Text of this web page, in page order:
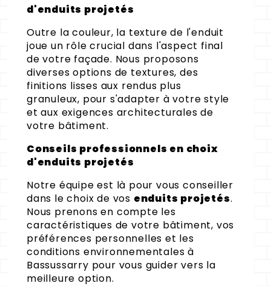
d'enduits projetés
Outre la couleur, la texture de l'enduit
joue un rôle crucial dans l'aspect final
de votre façade. Nous proposons
diverses options de textures, des
finitions lisses aux rendus plus
granuleux, pour s'adapter à votre style
et aux exigences architecturales de
votre bâtiment.
Conseils professionnels en choix
d'enduits projetés
Notre équipe est là pour vous conseiller
dans le choix de vos enduits projetés.
Nous prenons en compte les
caractéristiques de votre bâtiment, vos
préférences personnelles et les
conditions environnementales à
Bassussarry pour vous guider vers la
meilleure option.